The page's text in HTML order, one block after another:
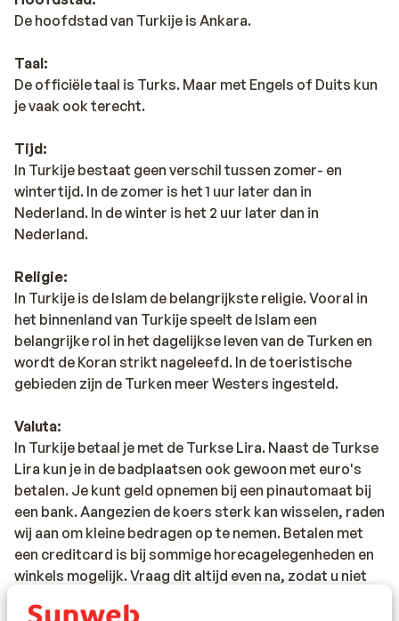
De hoofdstad van Turkije is Ankara.
Taal:
De officiële taal is Turks. Maar met Engels of Duits kun
je vaak ook terecht.
Tijd:
In Turkije bestaat geen verschil tussen zomer- en
wintertijd. In de zomer is het 1 uur later dan in
Nederland. In de winter is het 2 uur later dan in
Nederland.
Religie:
In Turkije is de Islam de belangrijkste religie. Vooral in
het binnenland van Turkije speelt de Islam een
belangrijke rol in het dagelijkse leven van de Turken en
wordt de Koran strikt nageleefd. In de toeristische
gebieden zijn de Turken meer Westers ingesteld.
Valuta:
In Turkije betaal je met de Turkse Lira. Naast de Turkse
Lira kun je in de badplaatsen ook gewoon met euro's
betalen. Je kunt geld opnemen bij een pinautomaat bij
een bank. Aangezien de koers sterk kan wisselen, raden
wij aan om kleine bedragen op te nemen. Betalen met
een creditcard is bij sommige horecagelegenheden en
winkels mogelijk. Vraag dit altijd even na, zodat u niet